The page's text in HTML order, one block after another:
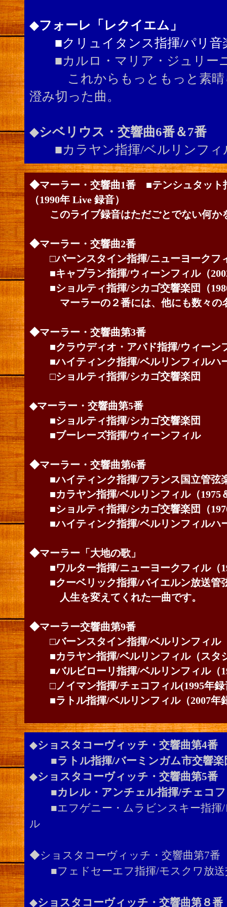
◆フォーレ「レクイエム」
■クリュイタンス指揮/パリ音
■カルロ・マリア・ジュリー
これからもっともっと素晴
澄み切った曲。
◆シベリウス・交響曲6番＆7番
■カラヤン指揮/ベルリンフィ
◆マーラー・交響曲1番 ■テンシュタット
（1990年 Live 録音）
このライブ録音はただごとでない何か
◆マーラー・交響曲2番
□バーンスタイン指揮/ニューヨークフ
■キャプラン指揮/ウィーンフィル（
■ショルティ指揮/シカゴ交響楽団（
マーラーの２番には、他にも数々の
◆マーラー・交響曲第3番
■クラウディオ・アバド指揮/ウィーン
■ハイティンク指揮/ベルリンフィルハ
□ショルティ指揮/シカゴ交響楽団
◆マーラー・交響曲第5番
■ショルティ指揮/シカゴ交響楽団
■ブーレーズ指揮/ウィーンフィル
◆マーラー・交響曲第6番
■ハイティンク指揮/フランス国立管弦
■カラヤン指揮/ベルリンフィル（1975
■ショルティ指揮/シカゴ交響楽団（
■ハイティンク指揮/ベルリンフィルハ
◆マーラー「大地の歌」
■ワルター指揮/ニューヨークフィル（
■クーベリック指揮/バイエルン放送管
人生を変えてくれた一曲です。
◆マーラー交響曲第9番
□バーンスタイン指揮/ベルリンフィル
■カラヤン指揮/ベルリンフィル（スタ
■バルビローリ指揮/ベルリンフィル（
□ノイマン指揮/チェコフィル(1995年録
■ラトル指揮/ベルリンフィル（2007年
◆ショスタコーヴィッチ・交響曲第4番
■ラトル指揮/バーミンガム市交響楽
◆ショスタコーヴィッチ・交響曲第5番
■カレル・アンチェル指揮/チェコフ
■エフゲニー・ムラビンスキー指揮/
ル
◆ショスタコーヴィッチ・交響曲第7番
■フェドセーエフ指揮/モスクワ放送
◆ショスタコーヴィッチ・交響曲第８番